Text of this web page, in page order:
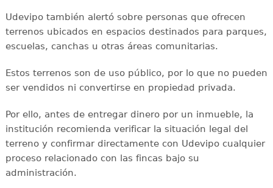
Udevipo también alertó sobre personas que ofrecen
terrenos ubicados en espacios destinados para parques,
escuelas, canchas u otras áreas comunitarias.
Estos terrenos son de uso público, por lo que no pueden
ser vendidos ni convertirse en propiedad privada.
Por ello, antes de entregar dinero por un inmueble, la
institución recomienda verificar la situación legal del
terreno y confirmar directamente con Udevipo cualquier
proceso relacionado con las fincas bajo su
administración.